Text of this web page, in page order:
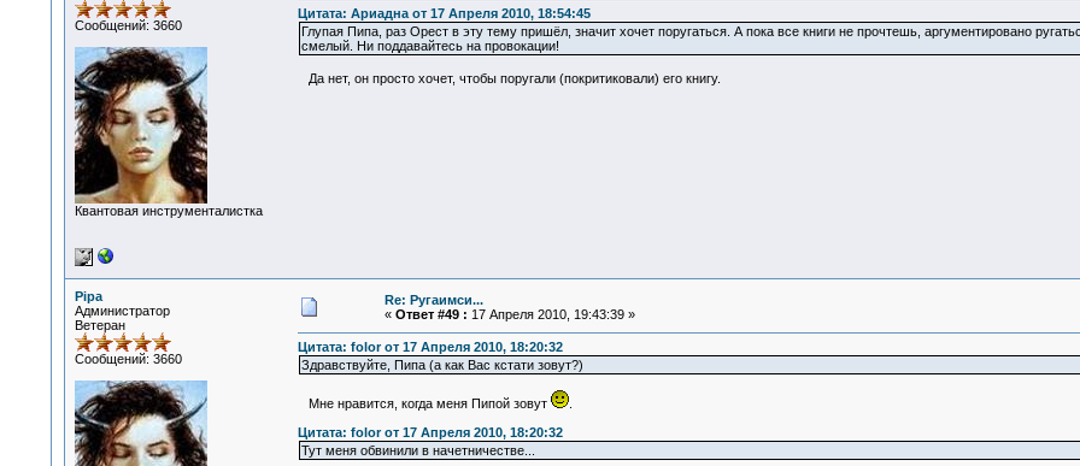
Сообщений: 3660
Квантовая инструменталистка
Цитата: Ариадна от 17 Апреля 2010, 18:54:45
Глупая Пипа, раз Орест в эту тему пришёл, значит хочет поругаться. А пока все книги не прочтешь, аргументировано
смелый. Ни поддавайтесь на провокации!
Да нет, он просто хочет, чтобы поругали (покритиковали) его книгу.
Pipa
Администратор
Ветеран
Сообщений: 3660
Re: Ругаимси...
« Ответ #49 : 17 Апреля 2010, 19:43:39 »
Цитата: folor от 17 Апреля 2010, 18:20:32
Здравствуйте, Пипа (а как Вас кстати зовут?)
Мне нравится, когда меня Пипой зовут
.
Цитата: folor от 17 Апреля 2010, 18:20:32
Тут меня обвинили в начетничестве...